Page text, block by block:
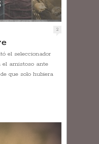
2
el seleccionador
el amistoso ante
que solo hubiera